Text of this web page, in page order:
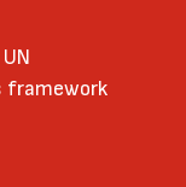
framework